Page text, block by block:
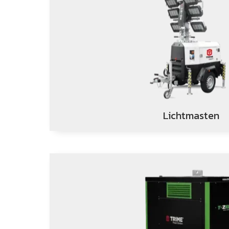
Lichtmasten